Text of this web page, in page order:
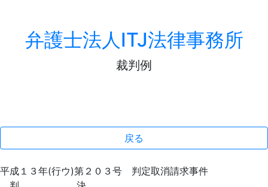
弁護士法人ITJ法律事務所
裁判例
戻る
平成１３年(行ウ)第２０３号 判定取消請求事件